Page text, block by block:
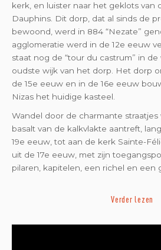
kerk, en luister naar het geklots van
Dauphins. Dit dorp, dat al sinds de
bewoond, werd in 884 “Nezate”
agglomeratie werd in de 12e eeuw
staat nog de “tour du castrum” in de
oudste wijk van het dorp. Het dorp
de 15e eeuw en in de 16e eeuw
Nizas het huidige kasteel.
Wandel door de charmante straatjes
basalt van de kalkvlakte aantreft,
19e eeuw, tot aan de kerk Sainte-
uit de 17e eeuw, met zijn
pilaren, kapitelen, een richel en een
Verder lezen